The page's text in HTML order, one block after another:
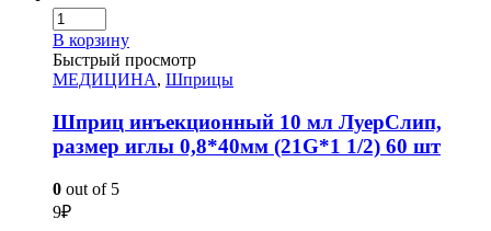
В корзину
Быстрый просмотр
МЕДИЦИНА, Шприцы
Шприц инъекционный 10 мл ЛуерСлип,
размер иглы 0,8*40мм (21G*1 1/2) 60 шт
0 out of 5
9₽